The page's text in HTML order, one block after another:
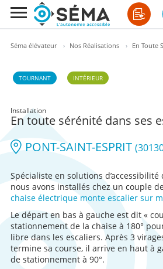
Séma élévateur › Nos Réalisations › En Toute
TOURNANT INTÉRIEUR
Installation
En toute sérénité dans ses
PONT-SAINT-ESPRIT
Spécialiste en solutions
nous avons installés chez un couple
chaise électrique monte escalier sur
Le départ en bas à gauche est dit «
stationnement de la chaise à 180°
libre dans les escaliers. Après 3
termine sa course, il arrive en haut à
de stationnement à 90°.